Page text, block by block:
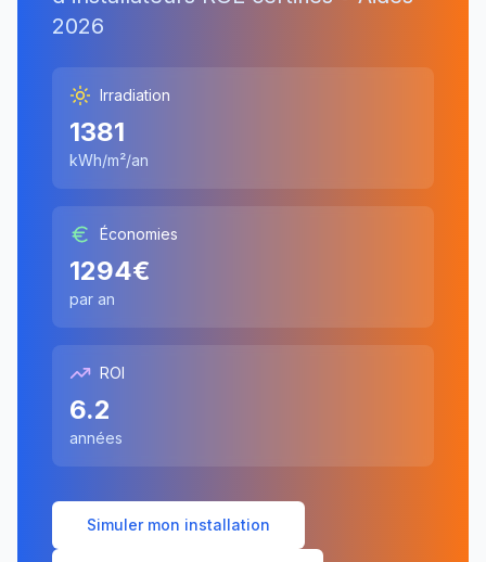
2026
Irradiation
1381
kWh/m²/an
Économies
1294€
par an
ROI
6.2
années
Simuler mon installation